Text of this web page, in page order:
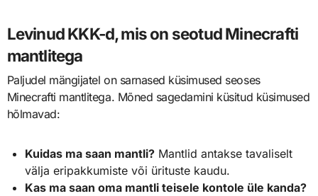
Levinud KKK-d, mis on seotud Minecrafti
mantlitega
Paljudel mängijatel on sarnased küsimused seoses
Minecrafti mantlitega. Mõned sagedamini küsitud küsimused
hõlmavad:
Kuidas ma saan mantli? Mantlid antakse tavaliselt
välja eripakkumiste või ürituste kaudu.
Kas ma saan oma mantli teisele kontole üle kanda?